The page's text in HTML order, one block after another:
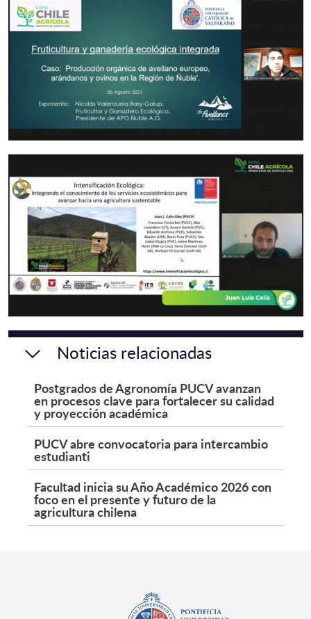
Noticias relacionadas
Postgrados de Agronomía PUCV avanzan
en procesos clave para fortalecer su calidad
y proyección académica
PUCV abre convocatoria para intercambio
estudianti
Facultad inicia su Año Académico 2026 con
foco en el presente y futuro de la
agricultura chilena